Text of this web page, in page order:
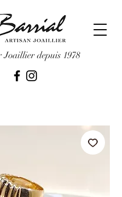
Joaillier depuis 1978